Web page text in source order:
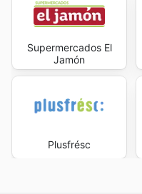
Supermercados El
Jamón
Plusfrésc